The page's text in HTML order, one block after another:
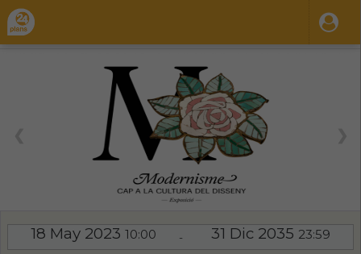
18 May 2023 10:00 - 31 Dic 2035 23:59